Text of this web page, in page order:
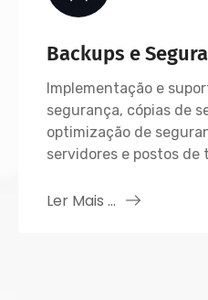
Backups e
Implementação e
segurança, cópias de
optimização de
servidores e postos de
Ler Mais ...